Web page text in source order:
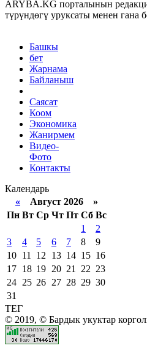
ARYBA.KG порталынын
түрүндөгү уруксаты менен гана
Башкы
бет
Жарнама
Байланыш
Саясат
Коом
Экономика
Жанирмем
Видео-
Фото
Контакты
Календарь
« Август 2026 »
Пн Вт Ср Чт Пт Сб Вс
1
2
3
4 5 6 7 8
9
10 11 12 13 14 15 16
17 18 19 20 21 22 23
24 25 26 27 28 29 30
31
ТЕГ
© 2019, © Бардык укуктар